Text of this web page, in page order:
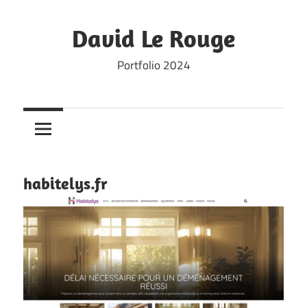
David Le Rouge
Portfolio 2024
habitelys.fr